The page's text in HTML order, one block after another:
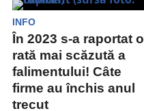
funcția de primar al...
INFO
În 2023 s-a raportat o
rată mai scăzută a
falimentului! Câte
firme au închis anul
trecut